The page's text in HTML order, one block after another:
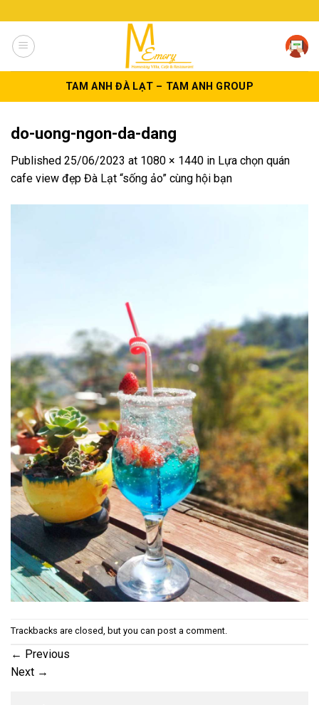
to
content
TAM ANH ĐÀ LẠT – TAM ANH GROUP
do-uong-ngon-da-dang
Published 25/06/2023 at 1080 × 1440 in Lựa chọn quán
cafe view đẹp Đà Lạt “sống ảo” cùng hội bạn
Trackbacks are closed, but you can post a comment
← Previous
Next →